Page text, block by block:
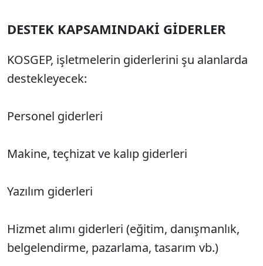
DESTEK KAPSAMINDAKİ GİDERLER
KOSGEP, işletmelerin giderlerini şu alanlarda
destekleyecek:
Personel giderleri
Makine, teçhizat ve kalıp giderleri
Yazılım giderleri
Hizmet alımı giderleri (eğitim, danışmanlık,
belgelendirme, pazarlama, tasarım vb.)